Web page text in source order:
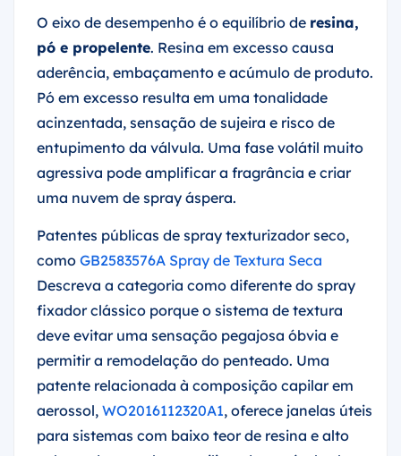
O eixo de desempenho é o equilíbrio de resina,
pó e propelente. Resina em excesso causa
aderência, embaçamento e acúmulo de produto.
Pó em excesso resulta em uma tonalidade
acinzentada, sensação de sujeira e risco de
entupimento da válvula. Uma fase volátil muito
agressiva pode amplificar a fragrância e criar
uma nuvem de spray áspera.
Patentes públicas de spray texturizador seco,
como GB2583576A Spray de Textura Seca
Descreva a categoria como diferente do spray
fixador clássico porque o sistema de textura
deve evitar uma sensação pegajosa óbvia e
permitir a remodelação do penteado. Uma
patente relacionada à composição capilar em
aerossol, WO2016112320A1, oferece janelas úteis
para sistemas com baixo teor de resina e alto